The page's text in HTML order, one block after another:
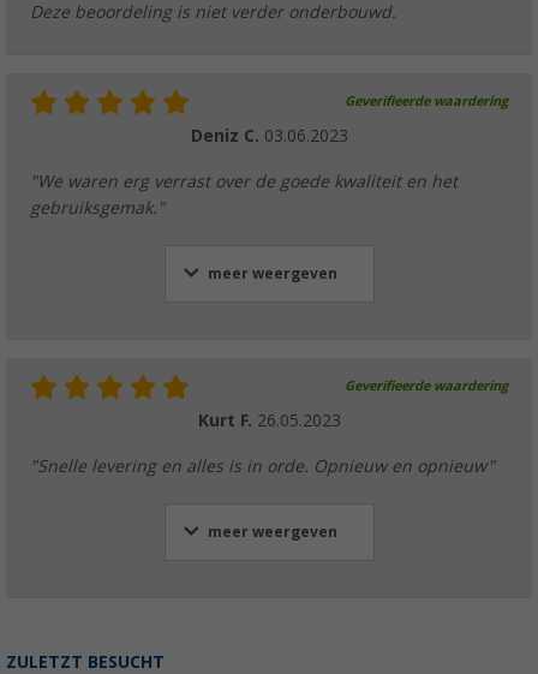
Deze beoordeling is niet verder onderbouwd.
Geverifieerde waardering
Deniz C. 03.06.2023
"We waren erg verrast over de goede kwaliteit en het
gebruiksgemak."
meer weergeven
Geverifieerde waardering
Kurt F. 26.05.2023
"Snelle levering en alles is in orde. Opnieuw en opnieuw"
meer weergeven
ZULETZT BESUCHT